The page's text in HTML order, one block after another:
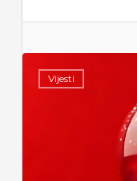
Vijesti